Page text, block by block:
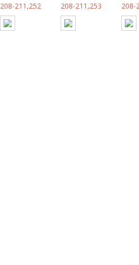
208-211,252
208-211,253
208-